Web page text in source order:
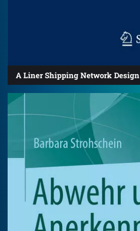
A Liner Shipping Network Design